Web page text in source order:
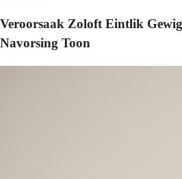
Veroorsaak Zoloft Eintlik
Navorsing Toon